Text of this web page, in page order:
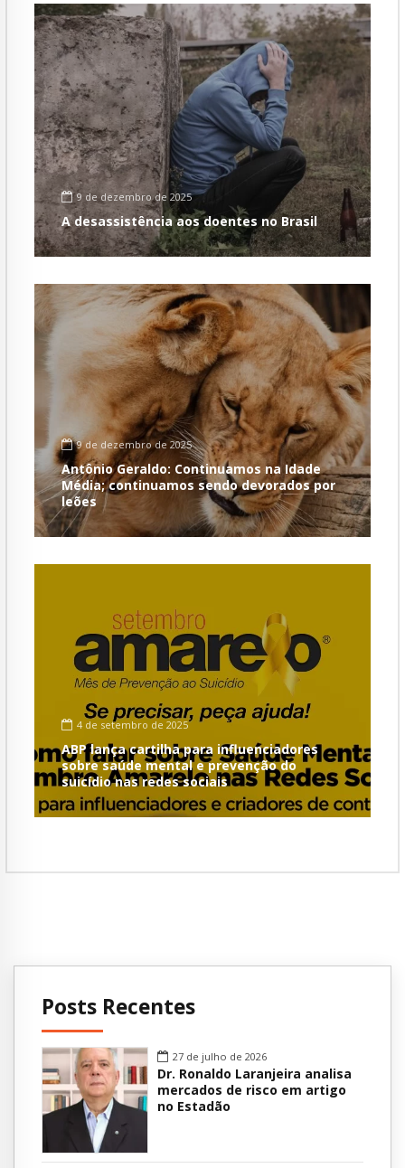
9 de dezembro de 2025
A desassistência aos doentes no Brasil
9 de dezembro de 2025
Antônio Geraldo: Continuamos na Idade
Média; continuamos sendo devorados por
leões
4 de setembro de 2025
ABP lança cartilha para influenciadores
sobre saúde mental e prevenção do
suicídio nas redes sociais
Posts Recentes
27 de julho de 2026
Dr. Ronaldo Laranjeira analisa
mercados de risco em artigo
no Estadão